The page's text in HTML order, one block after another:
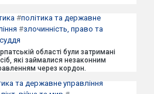
#політика та державне
#злочинність, право та
області були затримані
які займалися незаконним
через кордон.
та державне управління